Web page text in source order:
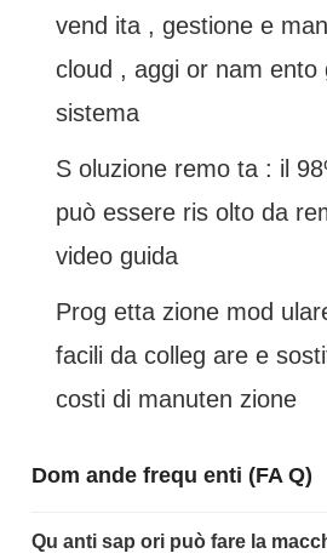
vend ita , gestione e
cloud , aggi or nam ento
sistema
S oluzione remo ta : il
può essere ris olto da
video guida
Prog etta zione mod
facili da colleg are e
costi di manuten zione
Dom ande frequ enti (FA Q)
Qu anti sap ori può fare la